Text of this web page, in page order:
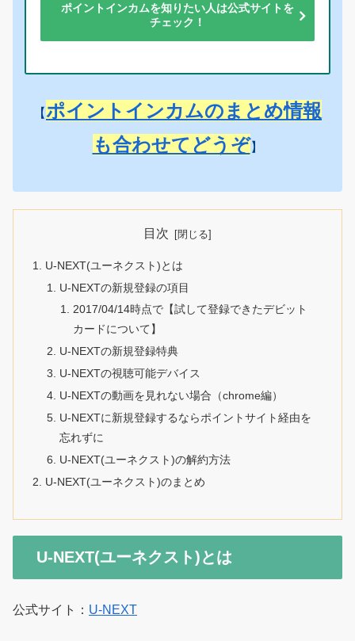
ポイントインカムを知りたい人は公式サイトを
チェック！
【ポイントインカムのまとめ情報
も合わせてどうぞ 】
目次
U-NEXT(ユーネクスト)とは
U-NEXTの新規登録の項目
2017/04/14時点で【試して登録できたデビット
カードについて】
U-NEXTの新規登録特典
U-NEXTの視聴可能デバイス
U-NEXTの動画を見れない場合（chrome編）
U-NEXTに新規登録するならポイントサイト経由を
忘れずに
U-NEXT(ユーネクスト)の解約方法
U-NEXT(ユーネクスト)のまとめ
U-NEXT(ユーネクスト)とは
公式サイト： U-NEXT